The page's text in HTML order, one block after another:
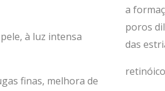
à luz intensa
finas, melhora de
a
poros
das